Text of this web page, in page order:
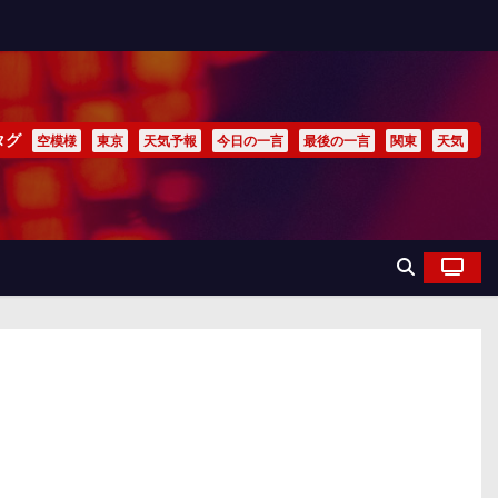
グ 空模様 東京 天気予報 今日の一言 最後の一言 関東 天気